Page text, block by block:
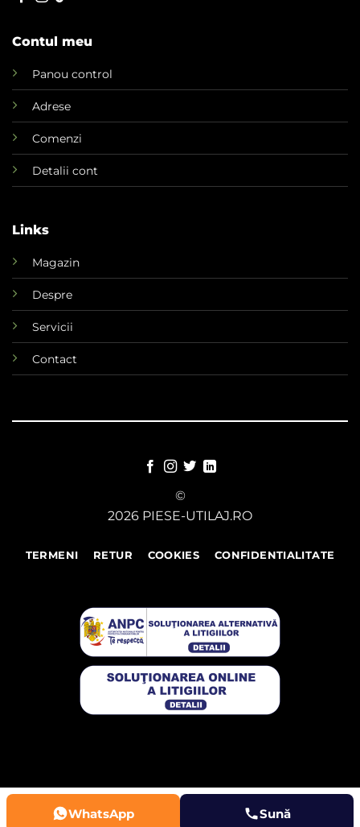
Contul meu
Panou control
Adrese
Comenzi
Detalii cont
Links
Magazin
Despre
Servicii
Contact
©
2026 PIESE-UTILAJ.RO
TERMENI RETUR COOKIES CONFIDENTIALITATE
WhatsApp Sună